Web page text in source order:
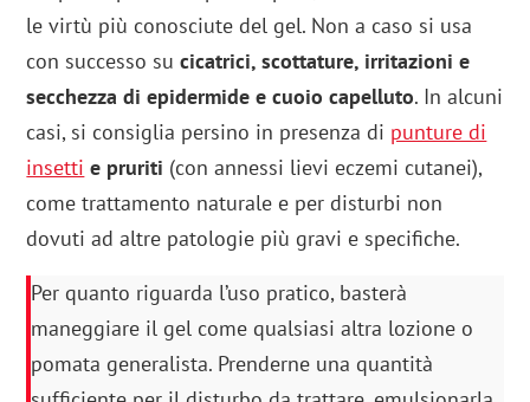
le virtù più conosciute del gel. Non a caso si usa
con successo sucicatrici, scottature, irritazioni e
secchezza di epidermide e cuoio capelluto. In alcuni
casi, si consiglia persino in presenza di punture di
insetti e pruriti (con annessi lievi eczemi cutanei),
come trattamento naturale e per disturbi non
dovuti ad altre patologie più gravi e specifiche.
Per quanto riguarda l’uso pratico, basterà
maneggiare il gel come qualsiasi altra lozione o
pomata generalista. Prenderne una quantità